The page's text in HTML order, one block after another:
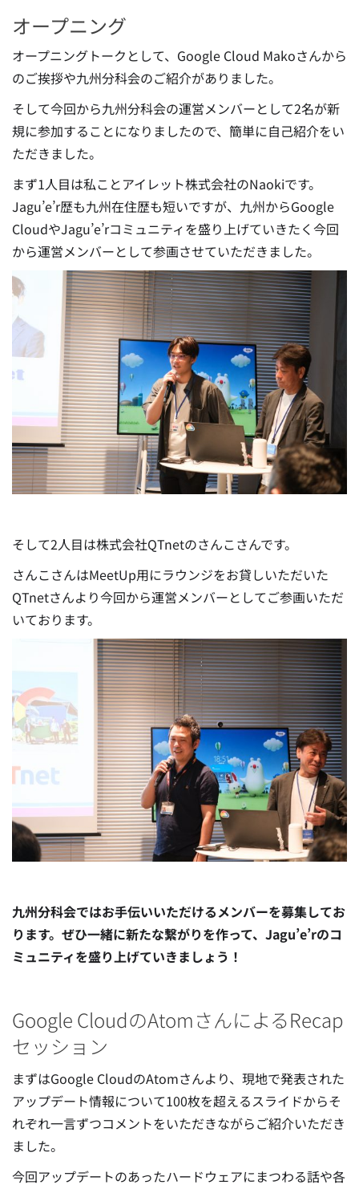
オープニング
オープニングトークとして、Google Cloud Makoさんから
のご挨拶や九州分科会のご紹介がありました。
そして今回から九州分科会の運営メンバーとして2名が新
規に参加することになりましたので、簡単に自己紹介をい
ただきました。
まず1人目は私ことアイレット株式会社のNaokiです。
Jagu’e’r歴も九州在住歴も短いですが、九州からGoogle
CloudやJagu’e’rコミュニティを盛り上げていきたく今回
から運営メンバーとして参画させていただきました。
そして2人目は株式会社QTnetのさんこさんです。
さんこさんはMeetUp用にラウンジをお貸しいただいた
QTnetさんより今回から運営メンバーとしてご参画いただ
いております。
九州分科会ではお手伝いいただけるメンバーを募集してお
ります。ぜひ一緒に新たな繋がりを作って、Jagu’e’rのコ
ミュニティを盛り上げていきましょう！
Google CloudのAtomさんによるRecap
セッション
まずはGoogle CloudのAtomさんより、現地で発表された
アップデート情報について100枚を超えるスライドからそ
れぞれ一言ずつコメントをいただきながらご紹介いただき
ました。
今回アップデートのあったハードウェアにまつわる話や各